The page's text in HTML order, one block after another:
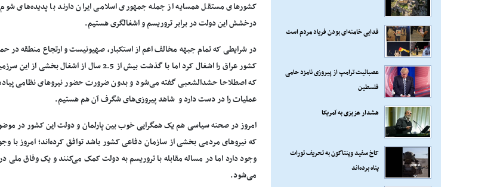
فدایی خامنه‌ای بودن فریاد مردم است
عصبانیت ترامپ از پیروزی نامزد حامی
فلسطین
هشدار عزیزی به آمریکا
کاخ سفید وپنتاگون به تحریف تورات
پناه برده‌اند
کشورهای مستقل همسایه از جمله جمهوری اسلامی ایران دارند با پدیده‌های
درخشش این دولت در برابر تروریسم و اشغالگری هستیم.
در شرایطی که تمام جبهه مخالف اعم از استکبار، صهیونیست و ارتجاع منطقه در
کشور عراق را اشغال کرد اما با گذشت بیش از 2.5
که اصطلاحا حشدالشعبی گفته می‌شود و بدون ضرورت حضور نیروهای نظامی
عملیات را در دست دارد و شاهد پیروزی‌های شگرف آن هم هستیم.
امروز در صحنه سیاسی هم یک همگرایی خوب بین پارلمان و دولت این کشور در موضوع
که نیروهای مردمی بخشی از سازمان دفاعی کشور باشد توافق کرده‌اند؛ امروز
وجود دارد اما در مساله مقابله با تروریسم به دولت کمک می‌کنند و یک وفاق ملی
می‌شود.